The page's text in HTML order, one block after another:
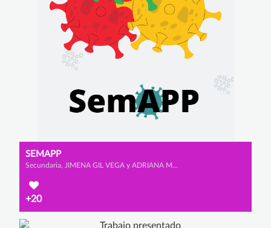
SEMAPP
Secundaria, JIMENA GIL VEGA y ADRIANA MORALES REDONDO
+20